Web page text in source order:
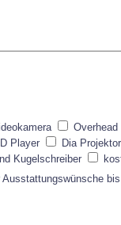
Overhead
Player
Dia
Kugelschreiber